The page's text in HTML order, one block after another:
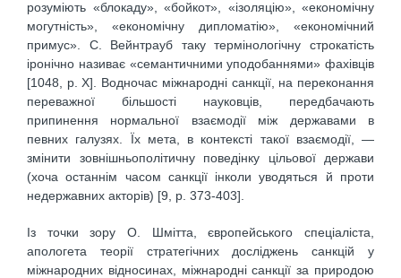
розуміють «блокаду», «бойкот», «ізоляцію», «економічну
могутність», «економічну дипломатію», «економічний
примус». С. Вейнтрауб таку термінологічну строкатість
іронічно називає «семантичними уподобаннями» фахівців
[1048, р. Х]. Водночас міжнародні санкції, на переконання
переважної більшості науковців, передбачають
припинення нормальної взаємодії між державами в
певних галузях. Їх мета, в контексті такої взаємодії, —
змінити зовнішньополітичну поведінку цільової держави
(хоча останнім часом санкції інколи уводяться й проти
недержавних акторів) [9, р. 373-403].
Із точки зору О. Шмітта, європейського спеціаліста,
апологета теорії стратегічних досліджень санкцій у
міжнародних відносинах, міжнародні санкції за природою